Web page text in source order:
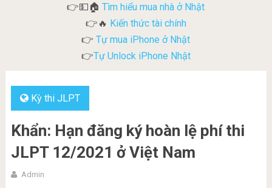
👉💵🏠Tìm hiểu mua nhà ở Nhật
👉🔥 Kiến thức tài chính
👉 Tự mua iPhone ở Nhật
👉Tự Unlock iPhone Nhật
Kỳ thi JLPT
Khẩn: Hạn đăng ký hoàn lệ phí thi
JLPT 12/2021 ở Việt Nam
Admin